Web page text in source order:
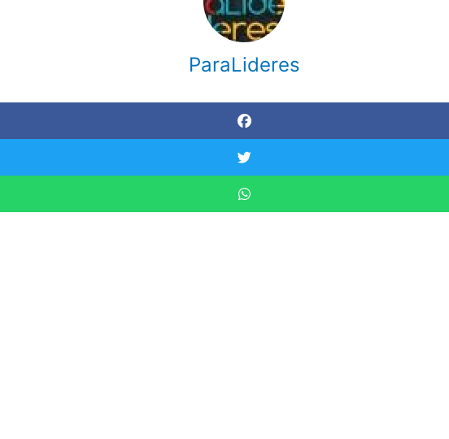
ParaLideres